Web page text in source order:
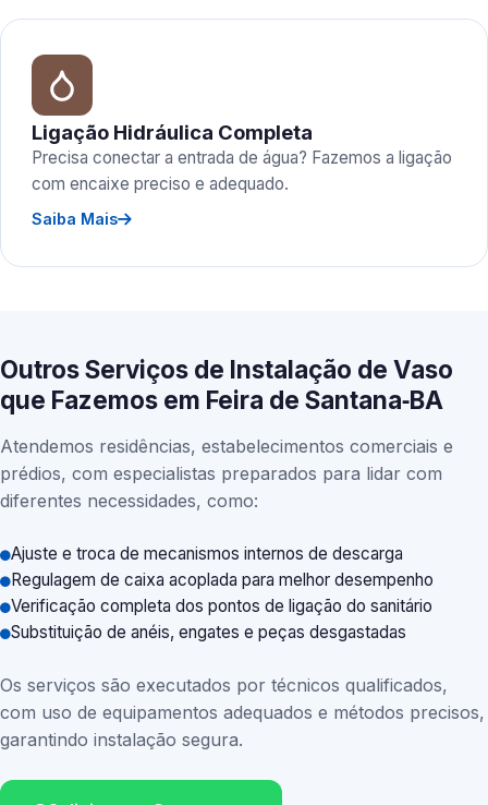
Ligação Hidráulica Completa
Precisa conectar a entrada de água? Fazemos a ligação
com encaixe preciso e adequado.
Saiba Mais
Outros Serviços de Instalação de Vaso
que Fazemos em Feira de Santana‑BA
Atendemos residências, estabelecimentos comerciais e
prédios, com especialistas preparados para lidar com
diferentes necessidades, como:
Ajuste e troca de mecanismos internos de descarga
Regulagem de caixa acoplada para melhor desempenho
Verificação completa dos pontos de ligação do sanitário
Substituição de anéis, engates e peças desgastadas
Os serviços são executados por técnicos qualificados,
com uso de equipamentos adequados e métodos precisos,
garantindo instalação segura.